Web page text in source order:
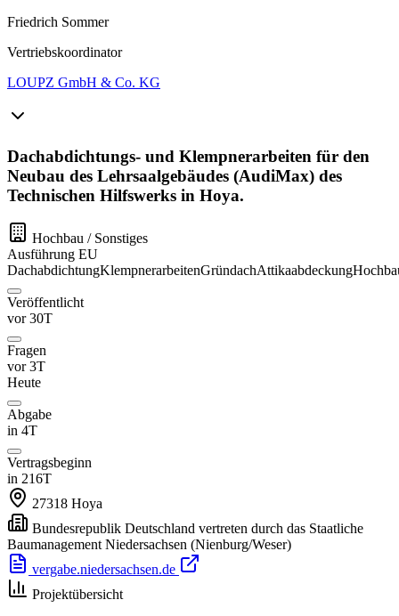
Friedrich Sommer
Vertriebskoordinator
LOUPZ GmbH & Co. KG
Dachabdichtungs- und Klempnerarbeiten für den
Neubau des Lehrsaalgebäudes (AudiMax) des
Technischen Hilfswerks in Hoya.
Hochbau / Sonstiges
Ausführung EU
DachabdichtungKlempnerarbeitenGründachAttikaabdeckung
Veröffentlicht
vor 30T
Fragen
vor 3T
Heute
Abgabe
in 4T
Vertragsbeginn
in 216T
27318 Hoya
Bundesrepublik Deutschland vertreten durch das Staatliche
Baumanagement Niedersachsen (Nienburg/Weser)
vergabe.niedersachsen.de
Projektübersicht